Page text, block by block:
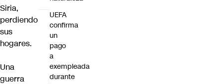
Siria,
perdiendo
sus
hogares.
Una
guerra
UEFA
confirma
un
pago
a
exempleada
durante